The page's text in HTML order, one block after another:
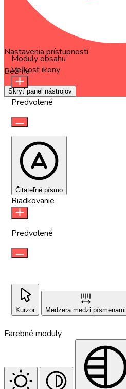
Nastavenia prístupnosti
Beží naOneTap
Skryť panel nástrojov
Moduly obsahu
Veľkosť ikony
Predvolené
Čitateľné písmo
Riadkovanie
Predvolené
Kurzor Medzera medzi písmenami
Farebné moduly